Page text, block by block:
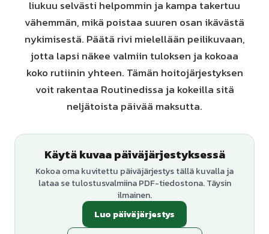
liukuu selvästi helpommin ja kampa takertuu
vähemmän, mikä poistaa suuren osan ikävästä
nykimisestä. Päätä rivi mielellään peilikuvaan,
jotta lapsi näkee valmiin tuloksen ja kokoaa
koko rutiinin yhteen. Tämän hoitojärjestyksen
voit rakentaa Routinedissa ja kokeilla sitä
neljätoista päivää maksutta.
Käytä kuvaa päiväjärjestyksessä
Kokoa oma kuvitettu päiväjärjestys tällä kuvalla ja
lataa se tulostusvalmiina PDF-tiedostona. Täysin
ilmainen.
Luo päiväjärjestys